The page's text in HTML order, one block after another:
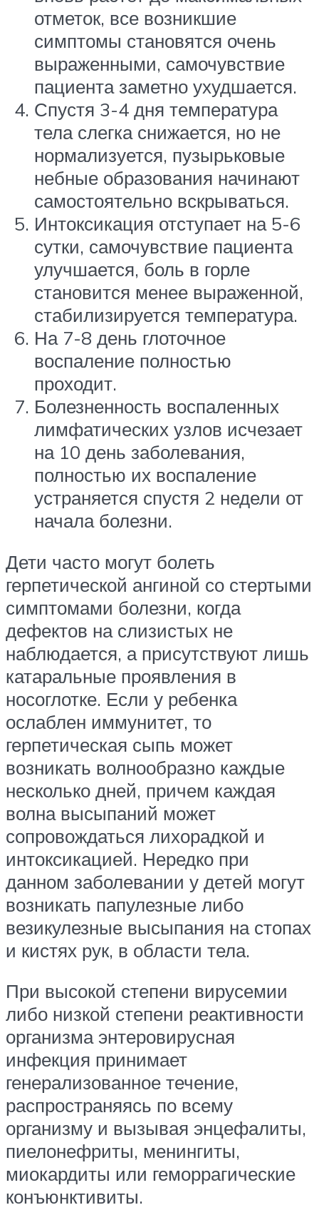
отметок, все возникшие
симптомы становятся очень
выраженными, самочувствие
пациента заметно ухудшается.
Спустя 3-4 дня температура
тела слегка снижается, но не
нормализуется, пузырьковые
небные образования начинают
самостоятельно вскрываться.
Интоксикация отступает на 5-6
сутки, самочувствие пациента
улучшается, боль в горле
становится менее выраженной,
стабилизируется температура.
На 7-8 день глоточное
воспаление полностью
проходит.
Болезненность воспаленных
лимфатических узлов исчезает
на 10 день заболевания,
полностью их воспаление
устраняется спустя 2 недели от
начала болезни.
Дети часто могут болеть
герпетической ангиной со стертыми
симптомами болезни, когда
дефектов на слизистых не
наблюдается, а присутствуют лишь
катаральные проявления в
носоглотке. Если у ребенка
ослаблен иммунитет, то
герпетическая сыпь может
возникать волнообразно каждые
несколько дней, причем каждая
волна высыпаний может
сопровождаться лихорадкой и
интоксикацией. Нередко при
данном заболевании у детей могут
возникать папулезные либо
везикулезные высыпания на стопах
и кистях рук, в области тела.
При высокой степени вирусемии
либо низкой степени реактивности
организма энтеровирусная
инфекция принимает
генерализованное течение,
распространяясь по всему
организму и вызывая энцефалиты,
пиелонефриты, менингиты,
миокардиты или геморрагические
конъюнктивиты.